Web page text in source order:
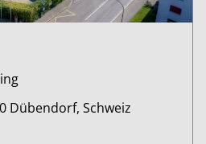
Dübendorf, Schweiz